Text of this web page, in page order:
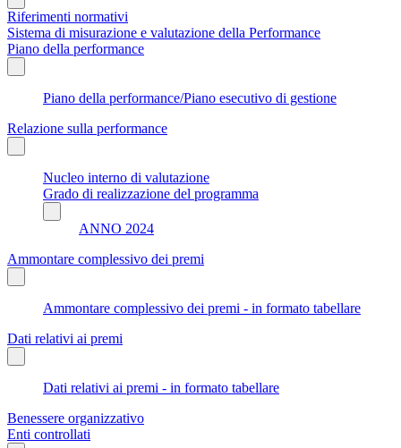
Riferimenti normativi
Sistema di misurazione e valutazione della Performance
Piano della performance
Piano della performance/Piano esecutivo di gestione
Relazione sulla performance
Nucleo interno di valutazione
Grado di realizzazione del programma
ANNO 2024
Ammontare complessivo dei premi
Ammontare complessivo dei premi - in formato tabellare
Dati relativi ai premi
Dati relativi ai premi - in formato tabellare
Benessere organizzativo
Enti controllati